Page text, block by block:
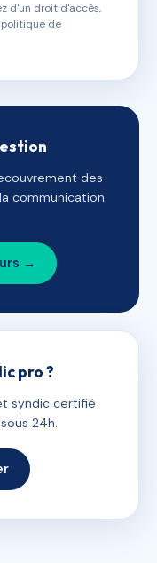
d'un droit d'accès,
de
des
communication
→
pro ?
syndic certifié
24h.